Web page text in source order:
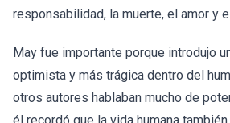
responsabilidad, la muerte, el amor y
May fue importante porque introdujo
optimista y más trágica dentro del
otros autores hablaban mucho de